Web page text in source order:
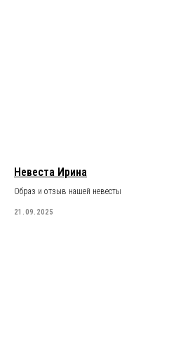
Невеста Ирина
Образ и отзыв нашей невесты
21.09.2025